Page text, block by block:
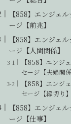
【858】エンジェ
ージ【前兆】
【858】エンジェ
ージ【人間関係】
【858】エンジ
セージ【夫婦関
【858】エンジ
セージ【縁切り】
【858】エンジェ
ージ【仕事】